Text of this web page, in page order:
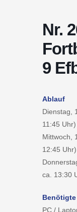
Nr.
9
Ablauf
Dienstag,
11:45 Uhr)
Mittwoch,
12:45 Uhr)
ca. 13:30
PC /